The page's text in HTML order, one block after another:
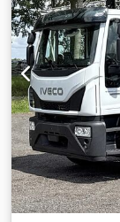
airconditioning
een aftakas) -
informatie
cilinders: 6
Asconfiguratie
bladvering
Achteras 1:
bandenmaat:
Noa
Maximaal